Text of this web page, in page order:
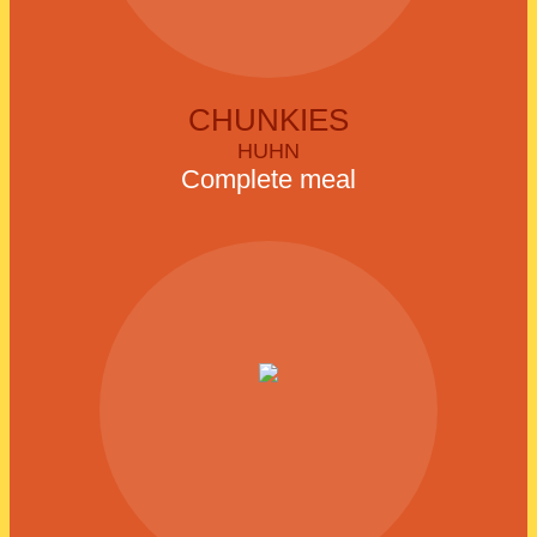
CHUNKIES
HUHN
Complete meal